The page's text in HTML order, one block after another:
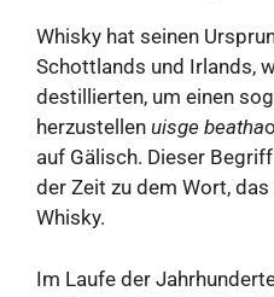
Whisky hat seinen
Schottlands und Irlands,
destillierten, um einen
herzustellen uisge beatha
auf Gälisch. Dieser
der Zeit zu dem Wort,
Whisky.
Im Laufe der